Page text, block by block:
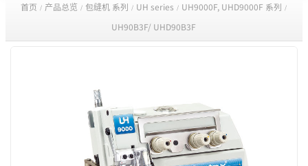
首页 / 产品总览 / 包缝机 系列 / UH series / UH9000F, UHD9000F 系列 /
UH90B3F/ UHD90B3F